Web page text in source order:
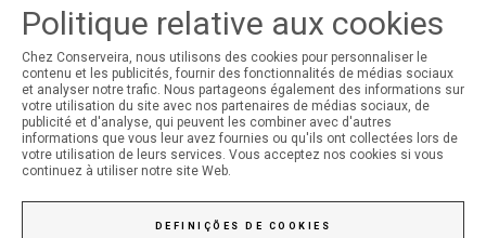
MON COMPTE
Ouverture de Session
Inscription
Politique relative aux cookies
Chez Conserveira, nous utilisons des cookies pour personnaliser le
contenu et les publicités, fournir des fonctionnalités de médias sociaux
et analyser notre trafic. Nous partageons également des informations sur
votre utilisation du site avec nos partenaires de médias sociaux, de
publicité et d'analyse, qui peuvent les combiner avec d'autres
informations que vous leur avez fournies ou qu'ils ont collectées lors de
votre utilisation de leurs services. Vous acceptez nos cookies si vous
continuez à utiliser notre site Web.
DEFINIÇÕES DE COOKIES